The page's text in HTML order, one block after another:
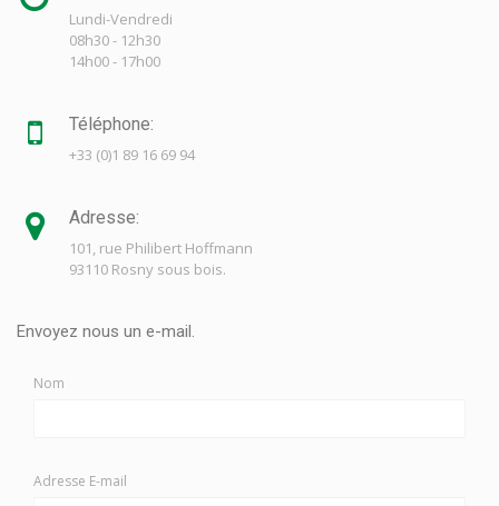
Lundi-Vendredi
08h30 - 12h30
14h00 - 17h00
Téléphone:
+33 (0)1 89 16 69 94
Adresse:
101, rue Philibert Hoffmann
93110 Rosny sous bois.
Envoyez nous un e-mail.
Nom
Adresse E-mail